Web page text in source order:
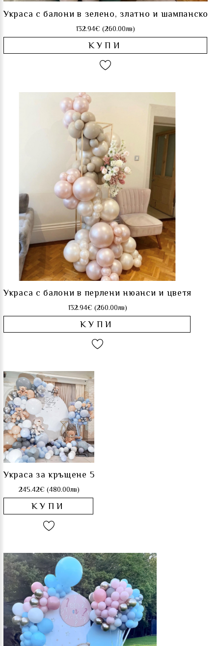
Украса с балони в зелено, златно и шампанско
132.94€ (260.00лв)
КУПИ
Украса с балони в перлени нюанси и цветя
132.94€ (260.00лв)
КУПИ
Украса за кръщене 5
245.42€ (480.00лв)
КУПИ